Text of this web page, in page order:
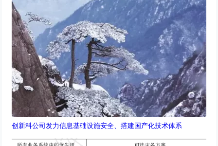
创新科公司发力信息基础设施安全、搭建国产化技术体系